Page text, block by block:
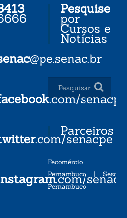
@pe.senac.br
.com/senacpe
.com/senacpe
.com/
Pesquise
por
Cursos e
Notícias
Parceiros
Fecomércio
Pernambuco| Sesc
Pernambuco